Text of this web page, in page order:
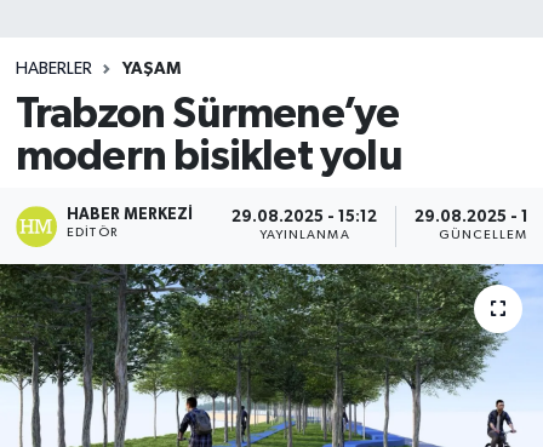
HABERLER YAŞAM
Trabzon Sürmene’ye
modern bisiklet yolu
HABER MERKEZI
EDITÖR
29.08.2025 - 15:12
YAYINLANMA
29.08.2025 -
GÜNCELLEME
Teknoloji
TRABZON
TRABZONSPOR
Yaşam